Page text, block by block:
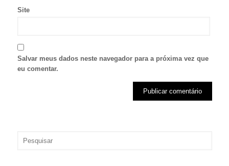
Site
Salvar meus dados neste navegador para a próxima vez que
eu comentar.